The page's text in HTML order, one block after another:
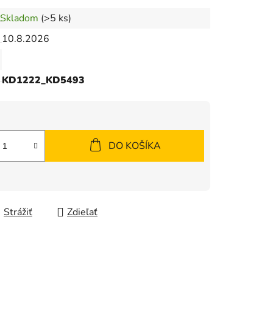
Skladom (>5 ks)
10.8.2026
KD1222_KD5493
DO KOŠÍKA
Strážiť Zdieľať